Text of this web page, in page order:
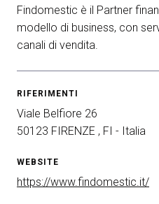
A cura di:
Findomestic è il Partner
modello di business, con
canali di vendita.
RIFERIMENTI
Viale Belfiore 26
50123 FIRENZE , FI - Italia
WEBSITE
https://www.findomestic.it/